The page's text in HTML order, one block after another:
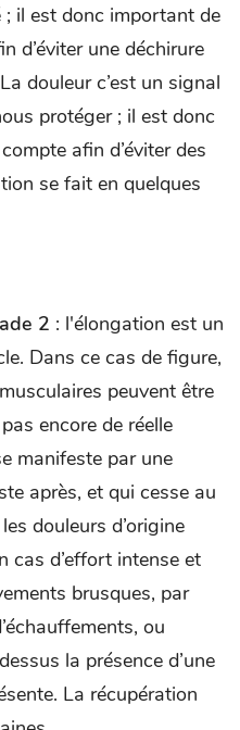
; il est donc important de
d’éviter une déchirure
douleur c’est un signal
protéger ; il est donc
afin d’éviter des
se fait en quelques
2 : l'élongation est un
Dans ce cas de figure,
peuvent être
encore de réelle
manifeste par une
après, et qui cesse au
douleurs d’origine
cas d’effort intense et
brusques, par
ou
la présence d’une
La récupération